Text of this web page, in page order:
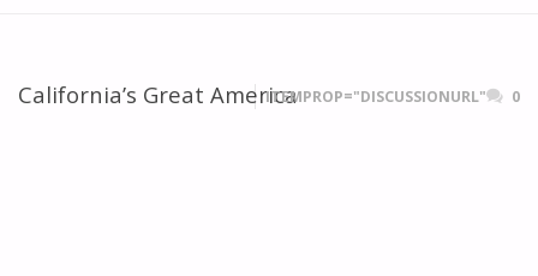
California’s Great AmericaITEMPROP="DISCUSSIONURL" 0